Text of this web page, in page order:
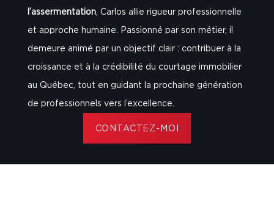
l’assermentation, Carlos allie rigueur professionnelle
et approche humaine. Passionné par son métier, il
demeure animé par un objectif clair : contribuer à la
croissance et à la crédibilité du courtage immobilier
au Québec, tout en guidant la prochaine génération
de professionnels vers l’excellence.
CONTACTEZ-MOI